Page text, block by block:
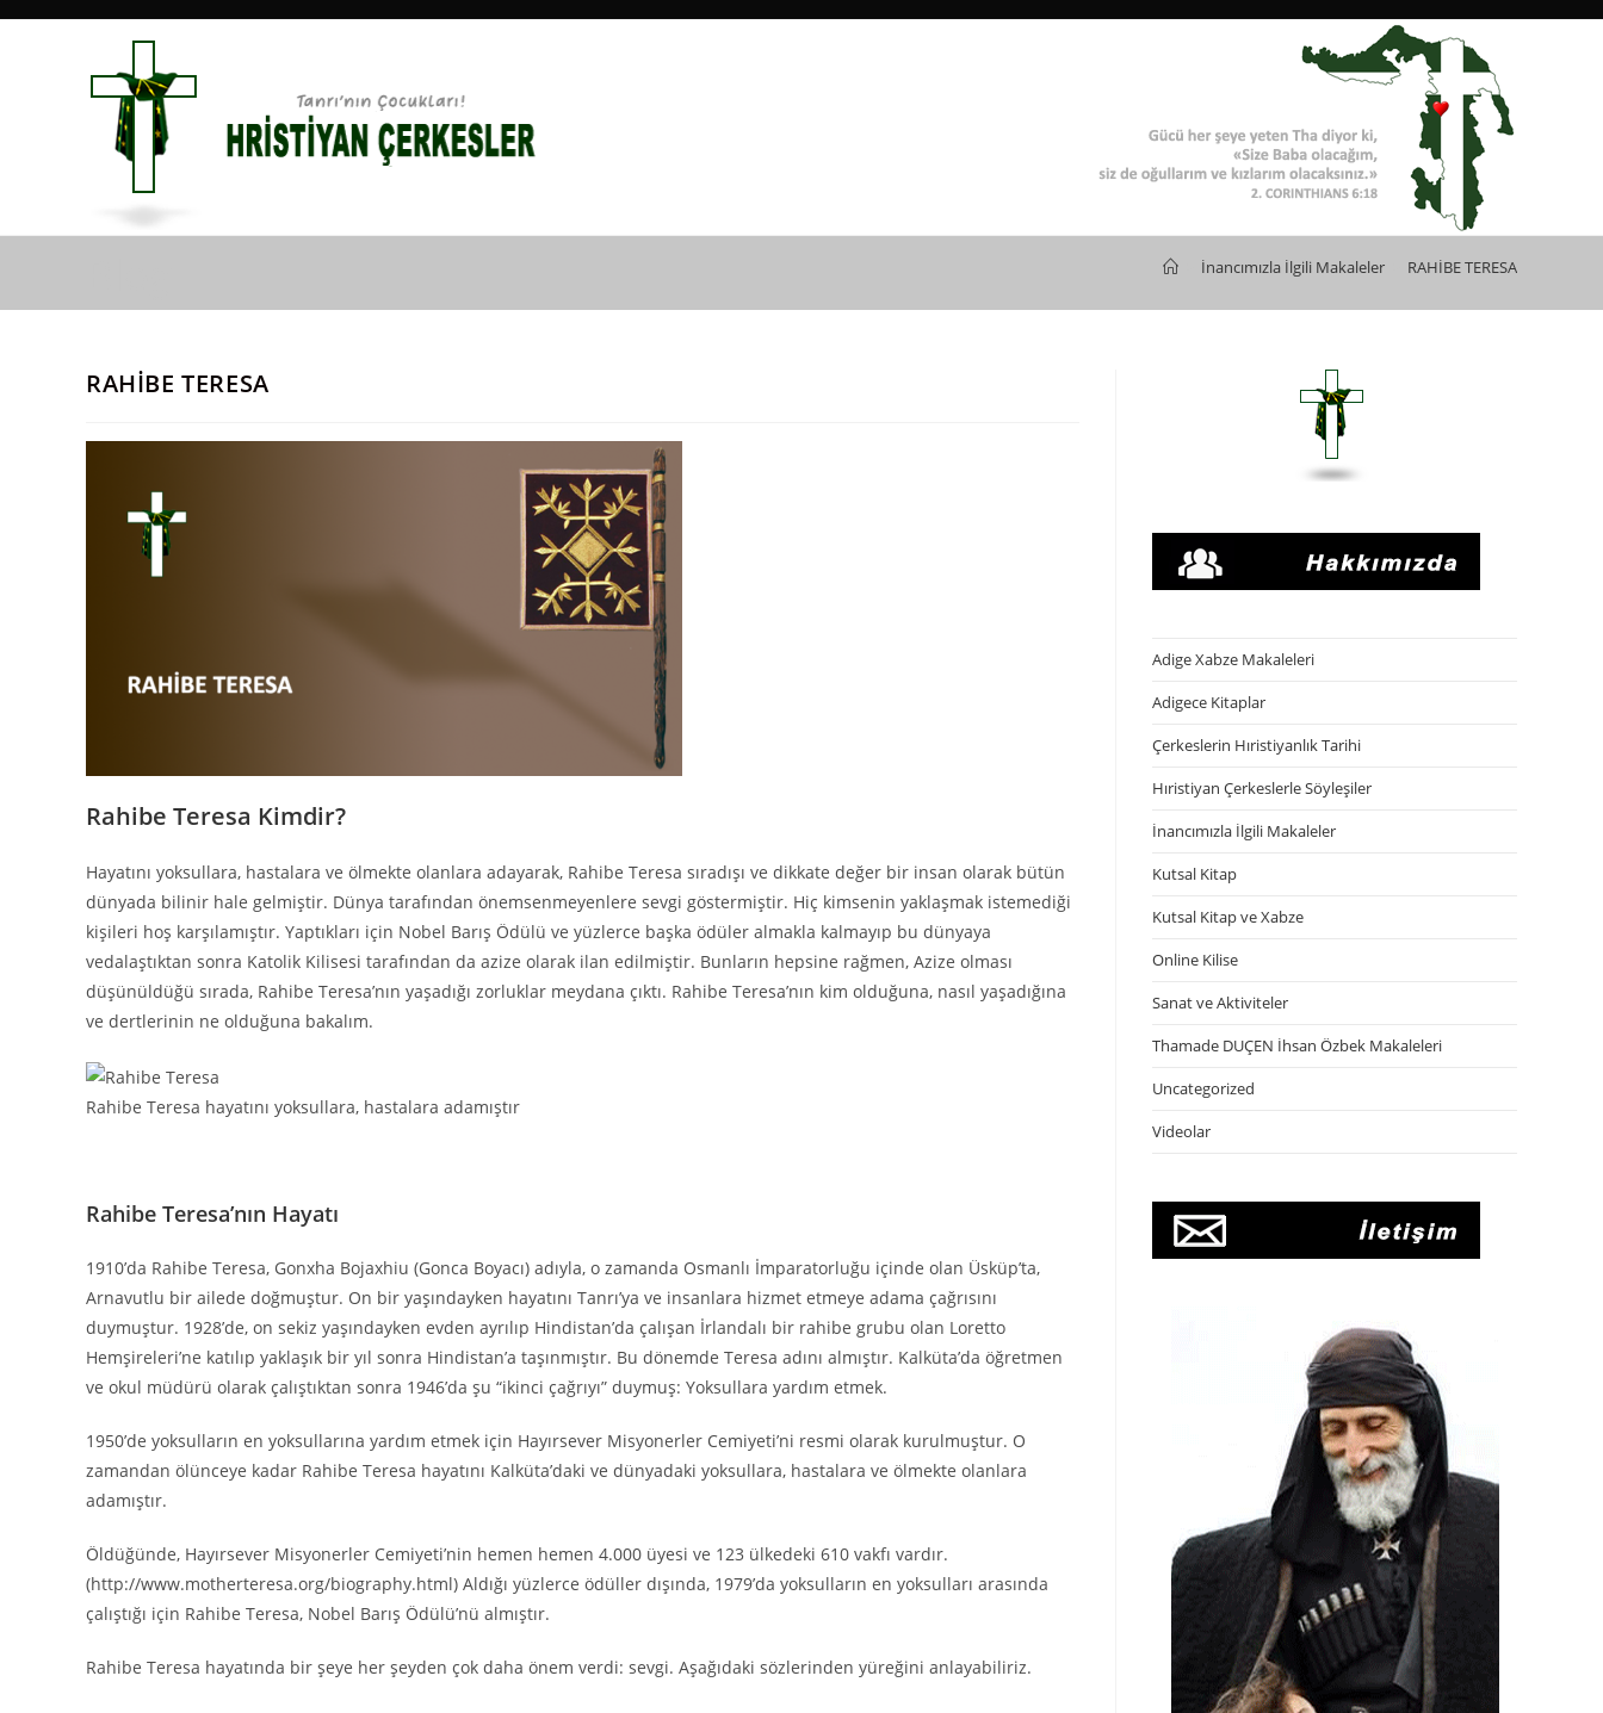
Skip
İnancımızla İlgili Makaleler RAHİBE TERESA
RAHİBE TERESA
Rahibe Teresa Kimdir?
Hayatını yoksullara, hastalara ve ölmekte olanlara adayarak, Rahibe Teresa sıradışı ve dikkate değer bir insan olarak bütün
dünyada bilinir hale gelmiştir. Dünya tarafından önemsenmeyenlere sevgi göstermiştir. Hiç kimsenin yaklaşmak istemediği
kişileri hoş karşılamıştır. Yaptıkları için Nobel Barış Ödülü ve yüzlerce başka ödüler almakla kalmayıp bu dünyaya
vedalaştıktan sonra Katolik Kilisesi tarafından da azize olarak ilan edilmiştir. Bunların hepsine rağmen, Azize olması
düşünüldüğü sırada, Rahibe Teresa’nın yaşadığı zorluklar meydana çıktı. Rahibe Teresa’nın kim olduğuna, nasıl yaşadığına
ve dertlerinin ne olduğuna bakalım.
Rahibe Teresa hayatını yoksullara, hastalara adamıştır
Rahibe Teresa’nın Hayatı
1910’da Rahibe Teresa, Gonxha Bojaxhiu (Gonca Boyacı) adıyla, o zamanda Osmanlı İmparatorluğu içinde olan Üsküp’ta,
Arnavutlu bir ailede doğmuştur. On bir yaşındayken hayatını Tanrı’ya ve insanlara hizmet etmeye adama çağrısını
duymuştur. 1928’de, on sekiz yaşındayken evden ayrılıp Hindistan’da çalışan İrlandalı bir rahibe grubu olan Loretto
Hemşireleri’ne katılıp yaklaşık bir yıl sonra Hindistan’a taşınmıştır. Bu dönemde Teresa adını almıştır. Kalküta’da öğretmen
ve okul müdürü olarak çalıştıktan sonra 1946’da şu “ikinci çağrıyı” duymuş: Yoksullara yardım etmek.
1950’de yoksulların en yoksullarına yardım etmek için Hayırsever Misyonerler Cemiyeti’ni resmi olarak kurulmuştur. O
zamandan ölünceye kadar Rahibe Teresa hayatını Kalküta’daki ve dünyadaki yoksullara, hastalara ve ölmekte olanlara
adamıştır.
Öldüğünde, Hayırsever Misyonerler Cemiyeti’nin hemen hemen 4.000 üyesi ve 123 ülkedeki 610 vakfı vardır.
(http://www.motherteresa.org/biography.html) Aldığı yüzlerce ödüller dışında, 1979’da yoksulların en yoksulları arasında
çalıştığı için Rahibe Teresa, Nobel Barış Ödülü’nü almıştır.
Rahibe Teresa hayatında bir şeye her şeyden çok daha önem verdi: sevgi. Aşağıdaki sözlerinden yüreğini anlayabiliriz.
Adige Xabze Makaleleri
Adigece Kitaplar
Çerkeslerin Hıristiyanlık Tarihi
Hıristiyan Çerkeslerle Söyleşiler
İnancımızla İlgili Makaleler
Kutsal Kitap
Kutsal Kitap ve Xabze
Online Kilise
Sanat ve Aktiviteler
Thamade DUÇEN İhsan Özbek Makaleleri
Uncategorized
Videolar